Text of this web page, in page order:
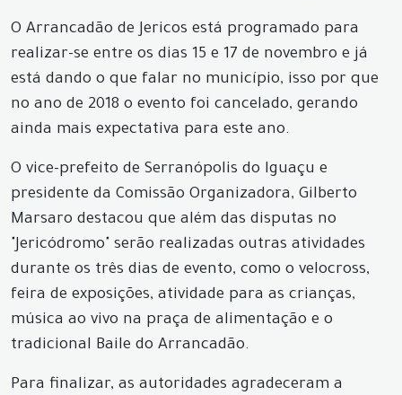
O Arrancadão de Jericos está programado para
realizar-se entre os dias 15 e 17 de novembro e já
está dando o que falar no município, isso por que
no ano de 2018 o evento foi cancelado, gerando
ainda mais expectativa para este ano.
O vice-prefeito de Serranópolis do Iguaçu e
presidente da Comissão Organizadora, Gilberto
Marsaro destacou que além das disputas no
"Jericódromo" serão realizadas outras atividades
durante os três dias de evento, como o velocross,
feira de exposições, atividade para as crianças,
música ao vivo na praça de alimentação e o
tradicional Baile do Arrancadão.
Para finalizar, as autoridades agradeceram a